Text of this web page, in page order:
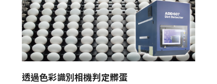
透過色彩識別相機判定髒蛋